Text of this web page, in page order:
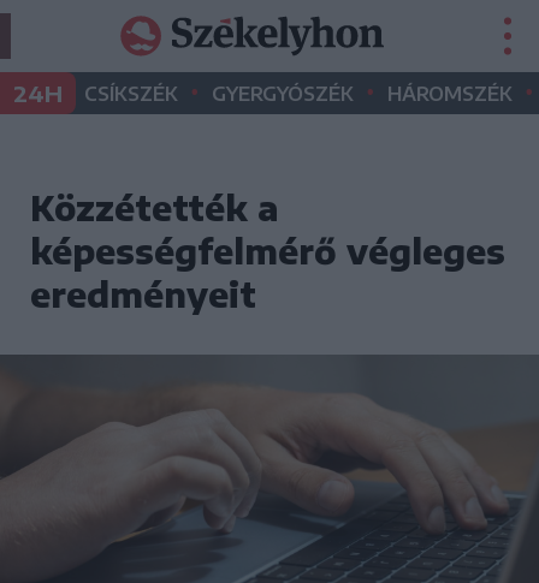
24H CSÍKSZÉK • GYERGYÓSZÉK • HÁROMSZÉK •
Közzétették a
képességfelmérő végleges
eredményeit